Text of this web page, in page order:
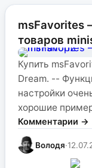
msFavorites
товаров
Купить
Dream. --
настройки
хорошие
Комментарии →
Володя·